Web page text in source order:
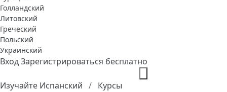
Голландский
Литовский
Греческий
Польский
Украинский
ВходЗарегистрироваться бесплатно
Изучайте Испанский Курсы